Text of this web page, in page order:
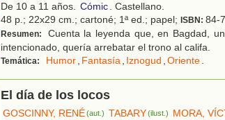
De 10 a 11 años. Cómic. Castellano.
48 p.; 22x29 cm.; cartoné; 1ª ed.; papel; ISBN: 84-
Resumen:
Cuenta la leyenda que, en Bagdad,
intencionado, quería arrebatar el trono al califa.
Temática: Humor, Fantasía, Iznogud ,Oriente.
El día de los locos
GOSCINNY, RENÉ(aut.) TABARY(ilust.) MORA,